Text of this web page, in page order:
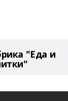
"Еда и